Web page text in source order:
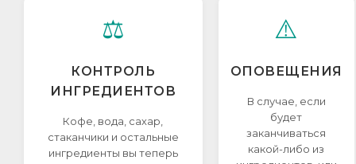
⚖️
КОНТРОЛЬ
ИНГРЕДИЕНТОВ
Кофе, вода, сахар,
стаканчики и остальные
ингредиенты вы теперь
⚠️
ОПОВЕЩЕНИЯ
В случае, если
будет
заканчиваться
какой-либо из